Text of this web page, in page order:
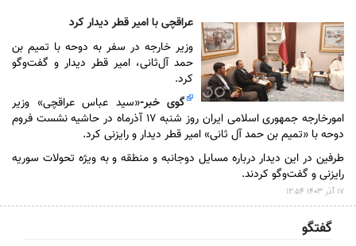
و
گفتگوی
عراقچی
با
قطر
عراقچی با امیر قطر دیدار کرد
وزیر خارجه در سفر به دوحه با تمیم بن
حمد آل‌ثانی، امیر قطر دیدار و گفت‌و‌گو
کرد.
گوی خبر-«سید عباس عراقچی» وزیر
امورخارجه جمهوری اسلامی ایران روز شنبه ۱۷ آذرماه در حاشیه نشست فروم
دوحه با «تمیم بن حمد آل ثانی» امیر قطر دیدار و رایزنی کرد.
طرفین در این دیدار درباره مسایل دوجانبه و منطقه و به ویژه تحولات سوریه
رایزنی و گفت‌و‌گو کردند.
۱۷ آذر ۱۴۰۳ ۱۲:۵۴
گفتگو